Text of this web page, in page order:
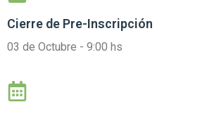
Cierre de Pre-Inscripción
03 de Octubre - 9:00 hs